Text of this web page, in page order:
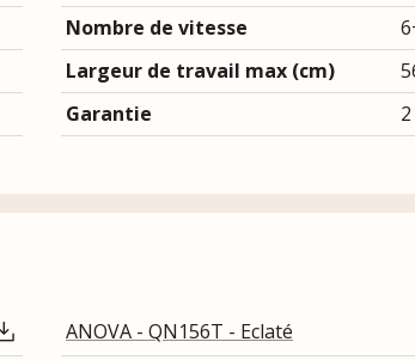
Nombre de vitesse
Largeur de travail max (cm)
Garantie
ANOVA - QN156T - Eclaté